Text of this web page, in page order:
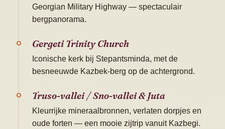
Georgian Military Highway — spectaculair
bergpanorama.
Gergeti Trinity Church
Iconische kerk bij Stepantsminda, met de
besneeuwde Kazbek-berg op de achtergrond.
Truso-vallei / Sno-vallei & Juta
Kleurrijke mineraalbronnen, verlaten dorpjes en
oude forten — een mooie zijtrip vanuit Kazbegi.